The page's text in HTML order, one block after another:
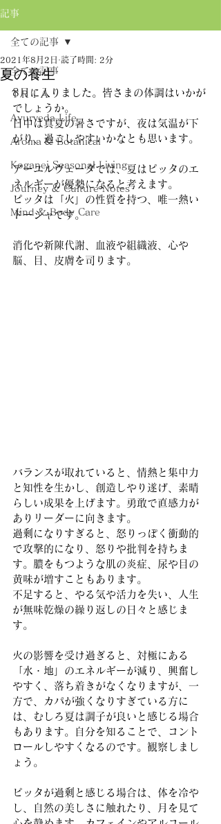
記事
全ての記事
ＴＲＩＡ
Ayurveda Life
Aroma & Botanical
Koganei Seasonal Living
Journey & Culture Notes
Mind & Body Care
全ての記事
夏の養生
2021年8月2日 読了時間: 2分
8月に入りました。皆さまの体調はいかが
でしょうか。
日中は真夏の暑さですが、夜は気温が下
がり、過ごしやすいかなとも思います。
アーユルヴェーダでは、夏はピッタのエ
ネルギーが優勢になると考えます。
ピッタは「火」の性質を持つ、唯一熱い
ドーシャです。
消化や新陳代謝、血液や組織液、心や
脳、目、皮膚を司ります。
バランスが取れていると、情熱と集中力
と知性を生かし、創造しやり遂げ、素晴
らしい成果を上げます。勇敢で直感力が
ありリーダーに向きます。
過剰になりすぎると、怒りっぽく衝動的
で攻撃的になり、怒りや批判を持ちま
す。膿をもつような肌の炎症、尿や目の
黄味が増すこともあります。
不足すると、やる気や活力を失い、人生
が無味乾燥の繰り返しの日々と感じま
す。
火の影響を受け過ぎると、対極にある
「水・地」のエネルギーが減り、興奮し
やすく、落ち着きがなくなりますが、一
方で、カパが強くなりすぎている方に
は、むしろ夏は調子が良いと感じる場合
もあります。自分を知ることで、コント
ロールしやすくなるのです。観察しまし
ょう。
ピッタが過剰と感じる場合は、体を冷や
し、自然の美しさに触れたり、月を見て